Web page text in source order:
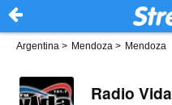
Argentina > Mendoza > Mendoza
Radio Vida